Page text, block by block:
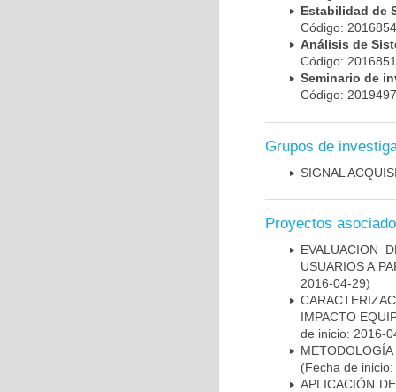
Estabilidad de
Código:
Análisis de
Código:
Seminario de
Código:
Grupos de
SIGNAL
Proyectos
EVALUACION
USUARIOS A
2016-04-29)
IMPACTO
de inicio: 2016-
(Fecha de
APLICACIÓN